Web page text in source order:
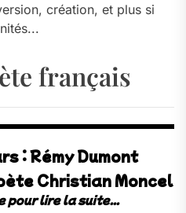
création, et plus si
français
: Rémy Dumont
Christian Moncel